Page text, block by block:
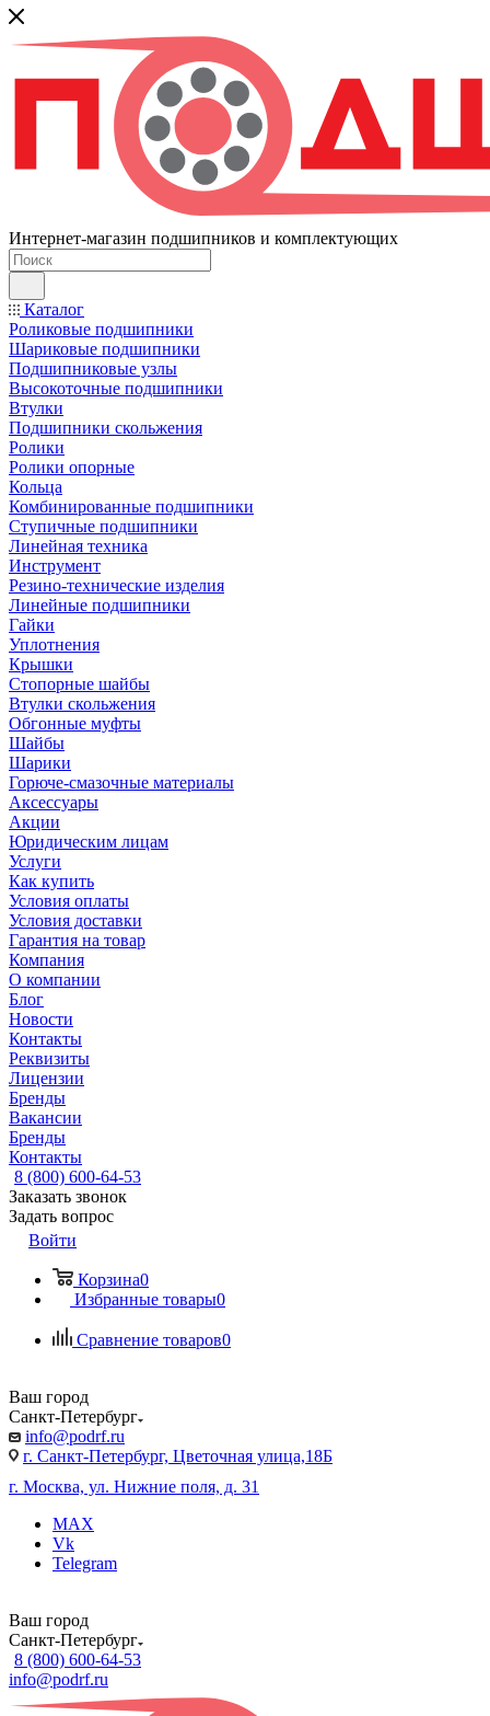
Интернет-магазин подшипников и комплектующих
Каталог
Роликовые подшипники
Шариковые подшипники
Подшипниковые узлы
Высокоточные подшипники
Втулки
Подшипники скольжения
Ролики
Ролики опорные
Кольца
Комбинированные подшипники
Ступичные подшипники
Линейная техника
Инструмент
Резино-технические изделия
Линейные подшипники
Гайки
Уплотнения
Крышки
Стопорные шайбы
Втулки скольжения
Обгонные муфты
Шайбы
Шарики
Горюче-смазочные материалы
Аксессуары
Акции
Юридическим лицам
Услуги
Как купить
Условия оплаты
Условия доставки
Гарантия на товар
Компания
О компании
Блог
Новости
Контакты
Реквизиты
Лицензии
Бренды
Вакансии
Бренды
Контакты
8 (800) 600-64-53
Заказать звонок
Задать вопрос
Войти
Корзина0
Избранные товары0
Сравнение товаров0
Ваш город
Санкт-Петербург
info@podrf.ru
г. Санкт-Петербург, Цветочная улица,18Б
г. Москва, ул. Нижние поля, д. 31
MAX
Vk
Telegram
Ваш город
Санкт-Петербург
8 (800) 600-64-53
info@podrf.ru